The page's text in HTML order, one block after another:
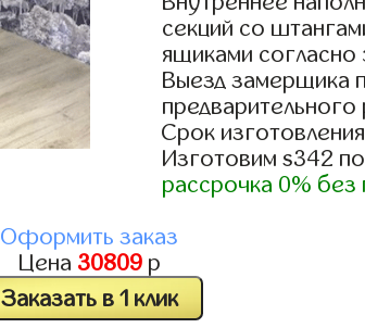
секций со
ящиками согласно
Выезд замерщика
предварительного
Срок
Изготовим s342
рассрочка 0% без
Оформить заказ
Цена 30809 р
Заказать в 1 клик